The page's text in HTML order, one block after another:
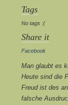
Tags
No tags :(
Share it
Facebook
Man glaubt es
Heute sind die
Freud ist des
falsche